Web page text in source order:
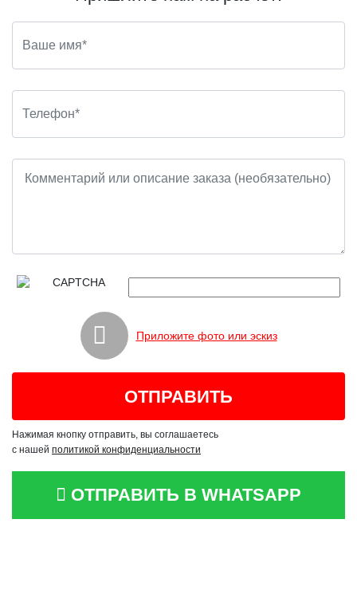
Приложите фото или эскиз
Нажимая кнопку отправить, вы соглашаетесь
с нашей политикой конфиденциальности
ОТПРАВИТЬ В WHATSAPP